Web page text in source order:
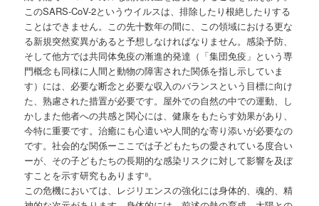
このSARS-CoV-2というウイルスは、排除したり根絶したりする
ことはできません。この先十数年の間に、この領域における更な
る新規突然変異があると予想しなければなりません。感染予防、
そして他方では共同体免疫の漸進的発達（「集団免疫」という専
門概念も同様に人間と動物の障害された関係を指し示していま
す）には、必要な断念と必要な収入のバランスという目標に向け
た、熟慮された措置が必要です。屋外での自然の中での運動、し
かしまた他者への共感と関心には、健康をもたらす効果があり、
今特に重要です。治癒にも心遣いや人間的な寄り添いが必要なの
です。社会的な関係ーここでは子どもたちの愛されている度合い
ーが、その子どもたちの長期的な感染リスクに対して影響を及ぼ
すことを示す研究もあります⁸。
この危機においては、レジリエンスの強化には身体的、魂的、精